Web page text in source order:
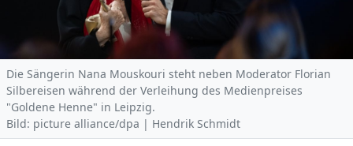
Die Sängerin Nana Mouskouri steht neben Moderator Florian
Silbereisen während der Verleihung des Medienpreises
"Goldene Henne" in Leipzig.
Bild: picture alliance/dpa | Hendrik Schmidt